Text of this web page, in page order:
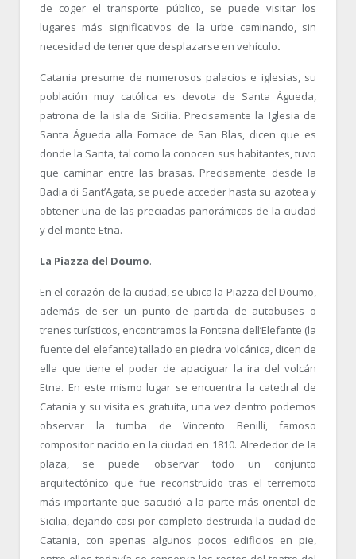
de coger el transporte público, se puede visitar los
lugares más significativos de la urbe caminando, sin
necesidad de tener que desplazarse en vehículo.
Catania presume de numerosos palacios e iglesias, su
población muy católica es devota de Santa Águeda,
patrona de la isla de Sicilia. Precisamente la Iglesia de
Santa Águeda alla Fornace de San Blas, dicen que es
donde la Santa, tal como la conocen sus habitantes, tuvo
que caminar entre las brasas. Precisamente desde la
Badia di Sant’Agata, se puede acceder hasta su azotea y
obtener una de las preciadas panorámicas de la ciudad
y del monte Etna.
La Piazza del Doumo.
En el corazón de la ciudad, se ubica la Piazza del Doumo,
además de ser un punto de partida de autobuses o
trenes turísticos, encontramos la Fontana dell’Elefante (la
fuente del elefante) tallado en piedra volcánica, dicen de
ella que tiene el poder de apaciguar la ira del volcán
Etna. En este mismo lugar se encuentra la catedral de
Catania y su visita es gratuita, una vez dentro podemos
observar la tumba de Vincento Benilli, famoso
compositor nacido en la ciudad en 1810. Alrededor de la
plaza, se puede observar todo un conjunto
arquitectónico que fue reconstruido tras el terremoto
más importante que sacudió a la parte más oriental de
Sicilia, dejando casi por completo destruida la ciudad de
Catania, con apenas algunos pocos edificios en pie,